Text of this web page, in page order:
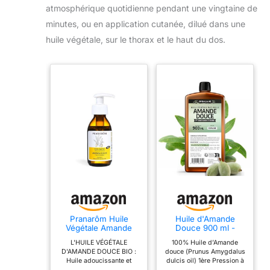
atmosphérique quotidienne pendant une vingtaine de
minutes, ou en application cutanée, dilué dans une
huile végétale, sur le thorax et le haut du dos.
Pranarôm Huile
Végétale Amande
Douce Bio 100 ml
L'HUILE VÉGÉTALE
D'AMANDE DOUCE BIO :
Huile adoucissante et
Huile d'Amande
Douce 900 ml -
Pression à froid
100% Huile d’Amande
douce (Prunus Amygdalus
dulcis oil) 1ère Pression à